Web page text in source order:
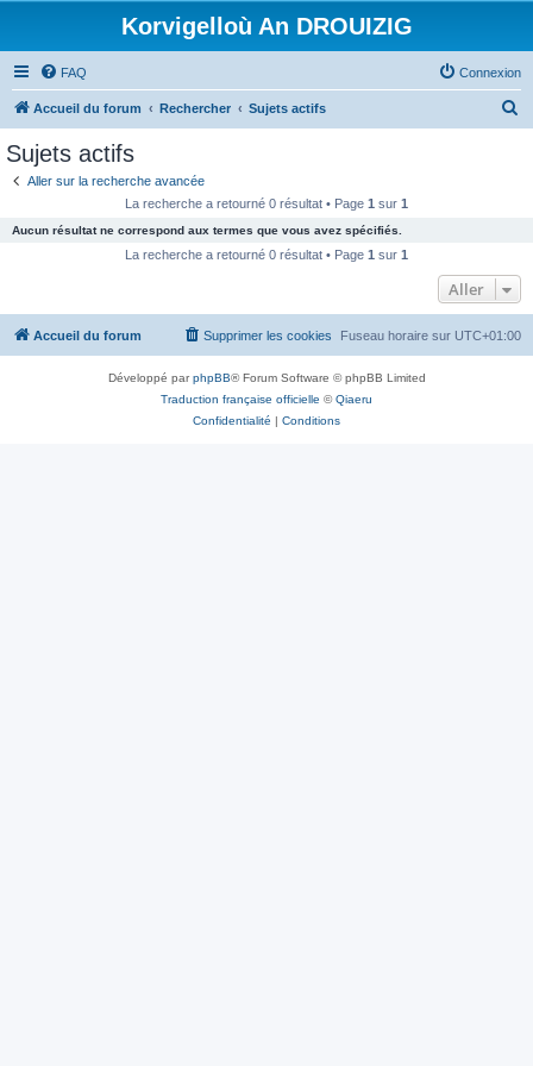
Korvigelloù An DROUIZIG
FAQ Connexion
Accueil du forum Rechercher Sujets actifs
c
e
Sujets actifs
Aller sur la recherche avancée
La recherche a retourné 0 résultat • Page 1 sur 1
Aucun résultat ne correspond aux termes que vous avez spécifiés.
La recherche a retourné 0 résultat • Page 1 sur 1
Aller
Accueil du forum Fuseau horaire sur UTC+01:00
Supprimer les cookies
Développé parphpBB® Forum Software © phpBB Limited
Traduction française officielle ©Qiaeru
Confidentialité | Conditions